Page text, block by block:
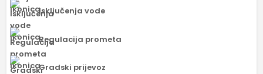
Isključenja vode
Regulacija prometa
Gradski prijevoz